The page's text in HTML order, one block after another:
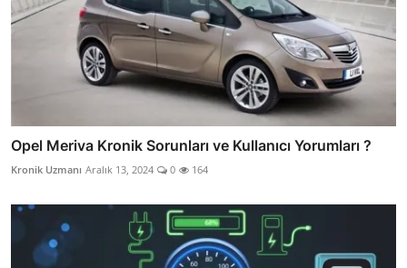
Opel Meriva Kronik Sorunları ve Kullanıcı Yorumları ?
Kronik Uzmanı Aralık 13, 2024 0 164